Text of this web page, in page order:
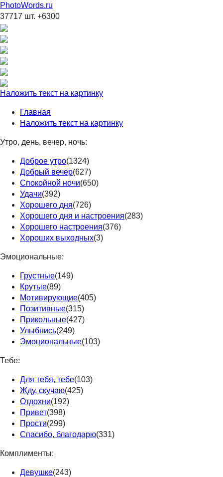
PhotoWords.ru
37717 шт. +6300
Наложить текст на картинку
Главная
Наложить текст на картинку
Утро, день, вечер, ночь:
Доброе утро(1324)
Добрый вечер(627)
Спокойной ночи(650)
Удачи(392)
Хорошего дня(726)
Хорошего дня и настроения(283)
Хорошего настроения(376)
Хороших выходных(3)
Эмоциональные:
Грустные(149)
Крутые(89)
Мотивирующие(405)
Позитивные(315)
Прикольные(427)
Улыбнись(249)
Эмоциональные(103)
Тебе:
Для тебя, тебе(103)
Жду, скучаю(425)
Отдохни(192)
Привет(398)
Прости(299)
Спасибо, благодарю(331)
Комплименты:
Девушке(243)